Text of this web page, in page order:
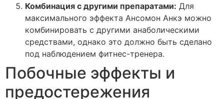
Комбинация с другими препаратами: Для
максимального эффекта Ансомон Анкэ можно
комбинировать с другими анаболическими
средствами, однако это должно быть сделано
под наблюдением фитнес-тренера.
Побочные эффекты и
предостережения